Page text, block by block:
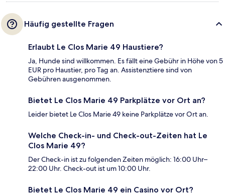
Häufig gestellte Fragen
Erlaubt Le Clos Marie 49 Haustiere?
Ja, Hunde sind willkommen. Es fällt eine Gebühr in Höhe von 5
EUR pro Haustier, pro Tag an. Assistenztiere sind von
Gebühren ausgenommen.
Bietet Le Clos Marie 49 Parkplätze vor Ort an?
Leider bietet Le Clos Marie 49 keine Parkplätze vor Ort an.
Welche Check-in- und Check-out-Zeiten hat Le
Clos Marie 49?
Der Check-in ist zu folgenden Zeiten möglich: 16:00 Uhr–
22:00 Uhr. Check-out ist um 10:00 Uhr.
Bietet Le Clos Marie 49 ein Casino vor Ort?